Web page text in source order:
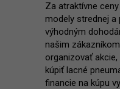
Za atraktívne
modely strednej a
výhodným
našim
organizovať
kúpiť lacné
financie na kúpu